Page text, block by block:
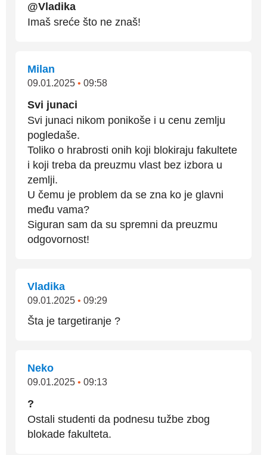
@Vladika
Imaš sreće što ne znaš!
Milan
09.01.2025 • 09:58
Svi junaci
Svi junaci nikom ponikoše i u cenu zemlju
pogledaše.
Toliko o hrabrosti onih koji blokiraju fakultete
i koji treba da preuzmu vlast bez izbora u
zemlji.
U čemu je problem da se zna ko je glavni
među vama?
Siguran sam da su spremni da preuzmu
odgovornost!
Vladika
09.01.2025 • 09:29
Šta je targetiranje ?
Neko
09.01.2025 • 09:13
?
Ostali studenti da podnesu tužbe zbog
blokade fakulteta.